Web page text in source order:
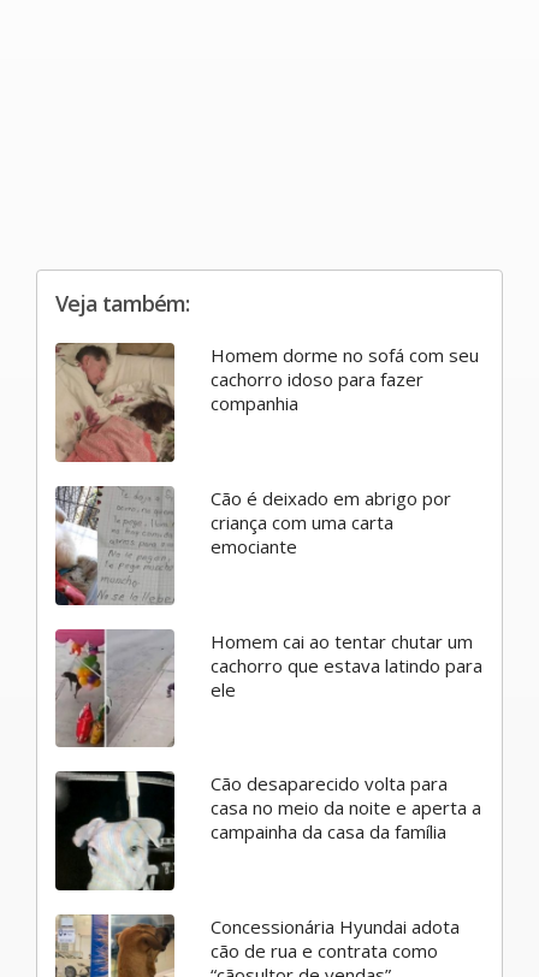
Veja também:
Homem dorme no sofá com seu
cachorro idoso para fazer
companhia
Cão é deixado em abrigo por
criança com uma carta
emociante
Homem cai ao tentar chutar um
cachorro que estava latindo para
ele
Cão desaparecido volta para
casa no meio da noite e aperta a
campainha da casa da família
Concessionária Hyundai adota
cão de rua e contrata como